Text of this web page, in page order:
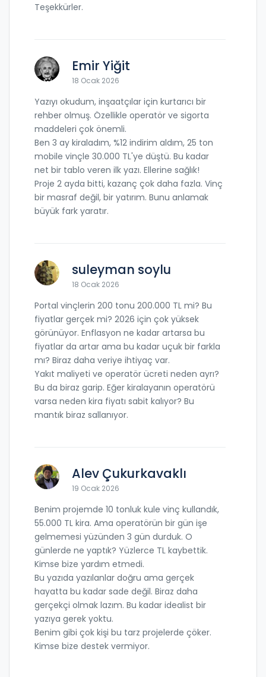
Teşekkürler.
Emir Yiğit
18 Ocak 2026
Yazıyı okudum, inşaatçılar için kurtarıcı bir
rehber olmuş. Özellikle operatör ve sigorta
maddeleri çok önemli.
Ben 3 ay kiraladım, %12 indirim aldım, 25 ton
mobile vinçle 30.000 TL'ye düştü. Bu kadar
net bir tablo veren ilk yazı. Ellerine sağlık!
Proje 2 ayda bitti, kazanç çok daha fazla. Vinç
bir masraf değil, bir yatırım. Bunu anlamak
büyük fark yaratır.
suleyman soylu
18 Ocak 2026
Portal vinçlerin 200 tonu 200.000 TL mi? Bu
fiyatlar gerçek mi? 2026 için çok yüksek
görünüyor. Enflasyon ne kadar artarsa bu
fiyatlar da artar ama bu kadar uçuk bir farkla
mı? Biraz daha veriye ihtiyaç var.
Yakıt maliyeti ve operatör ücreti neden ayrı?
Bu da biraz garip. Eğer kiralayanın operatörü
varsa neden kira fiyatı sabit kalıyor? Bu
mantık biraz sallanıyor.
Alev Çukurkavaklı
19 Ocak 2026
Benim projemde 10 tonluk kule vinç kullandık,
55.000 TL kira. Ama operatörün bir gün işe
gelmemesi yüzünden 3 gün durduk. O
günlerde ne yaptık? Yüzlerce TL kaybettik.
Kimse bize yardım etmedi.
Bu yazıda yazılanlar doğru ama gerçek
hayatta bu kadar sade değil. Biraz daha
gerçekçi olmak lazım. Bu kadar idealist bir
yazıya gerek yoktu.
Benim gibi çok kişi bu tarz projelerde çöker.
Kimse bize destek vermiyor.